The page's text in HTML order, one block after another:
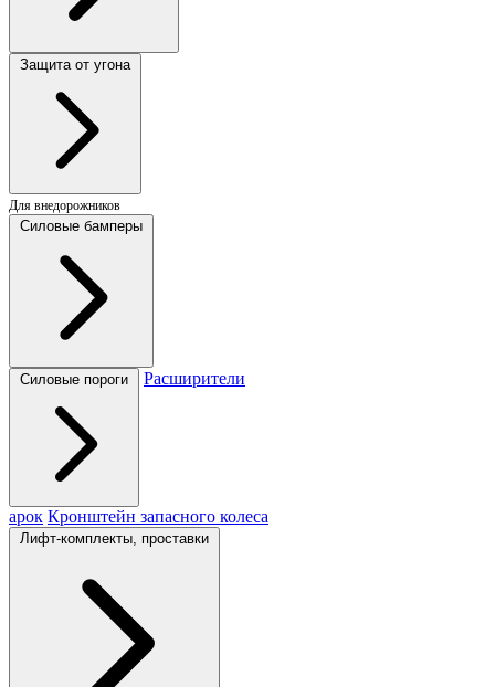
Защита от угона
Для внедорожников
Силовые бамперы
Силовые пороги Расширители
арок Кронштейн запасного колеса
Лифт-комплекты, проставки